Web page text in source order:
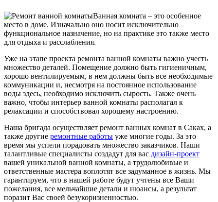
Ванная комната – это особенное
место в доме. Изначально оно носит исключительно
функциональное назначение, но на практике это также место
для отдыха и расслабления.
Уже на этапе проекта ремонта ванной комнаты важно учесть
множество деталей. Помещение должно быть гигиеничным,
хорошо вентилируемым, в нем должны быть все необходимые
коммуникации и, несмотря на постоянное использование
воды здесь, необходимо исключить сырость. Также очень
важно, чтобы интерьер ванной комнаты располагал к
релаксации и способствовал хорошему настроению.
Наша бригада осуществляет ремонт ванных комнат в Саках, а
также другие ремонтные работы уже многие годы. За это
время мы успели порадовать множество заказчиков. Наши
талантливые специалисты создадут для вас дизайн-проект
вашей уникальной ванной комнаты, а трудолюбивые и
ответственные мастера воплотят все задуманное в жизнь. Мы
гарантируем, что в нашей работе будут учтены все Ваши
пожелания, все мельчайшие детали и нюансы, а результат
поразит Вас своей безукоризненностью.